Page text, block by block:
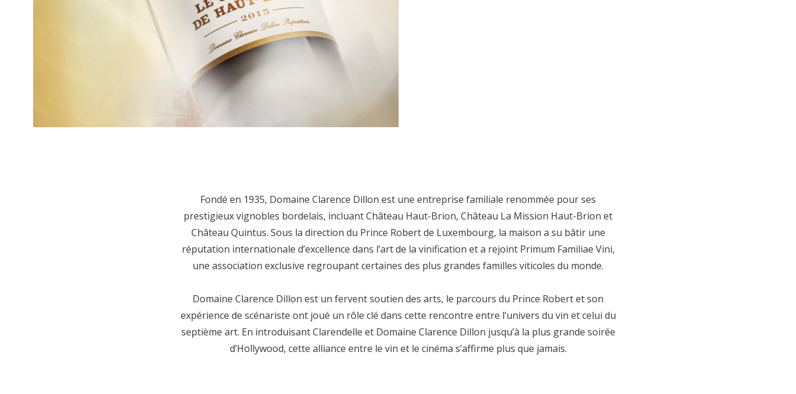
Fondé en 1935, Domaine Clarence Dillon est une entreprise familiale renommée pour ses
prestigieux vignobles bordelais, incluant Château Haut-Brion, Château La Mission Haut-Brion et
Château Quintus. Sous la direction du Prince Robert de Luxembourg, la maison a su bâtir une
réputation internationale d’excellence dans l’art de la vinification et a rejoint Primum Familiae Vini,
une association exclusive regroupant certaines des plus grandes familles viticoles du monde.
Domaine Clarence Dillon est un fervent soutien des arts, le parcours du Prince Robert et son
expérience de scénariste ont joué un rôle clé dans cette rencontre entre l’univers du vin et celui du
septième art. En introduisant Clarendelle et Domaine Clarence Dillon jusqu’à la plus grande soirée
d’Hollywood, cette alliance entre le vin et le cinéma s’affirme plus que jamais.